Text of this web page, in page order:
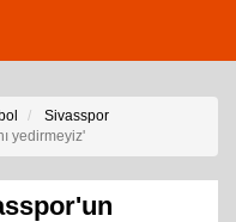
Sivasspor
yedirmeyiz'